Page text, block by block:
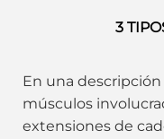
3
En una
músculos
extensiones de